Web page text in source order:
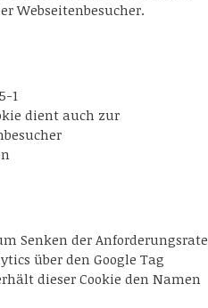
Webseitenbesucher.
1
dient auch zur
Senken der Anforderungsrate
über den Google Tag
dieser Cookie den Namen